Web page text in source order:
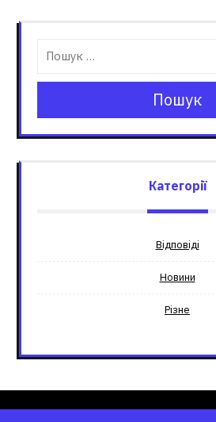
Пошук
Категорії
Відповіді
Новини
Різне